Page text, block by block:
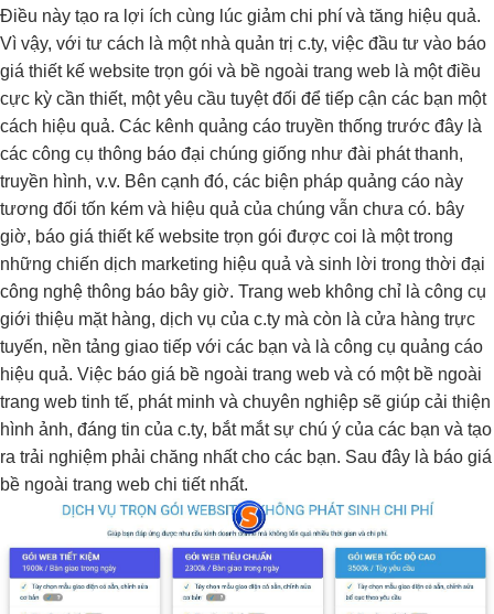
Điều này tạo ra lợi ích cùng lúc giảm chi phí và tăng hiệu quả.
Vì vậy, với tư cách là một nhà quản trị c.ty, việc đầu tư vào báo
giá thiết kế website trọn gói và bề ngoài trang web là một điều
cực kỳ cần thiết, một yêu cầu tuyệt đối để tiếp cận các bạn một
cách hiệu quả. Các kênh quảng cáo truyền thống trước đây là
các công cụ thông báo đại chúng giống như đài phát thanh,
truyền hình, v.v. Bên cạnh đó, các biện pháp quảng cáo này
tương đối tốn kém và hiệu quả của chúng vẫn chưa có. bây
giờ, báo giá thiết kế website trọn gói được coi là một trong
những chiến dịch marketing hiệu quả và sinh lời trong thời đại
công nghệ thông báo bây giờ. Trang web không chỉ là công cụ
giới thiệu mặt hàng, dịch vụ của c.ty mà còn là cửa hàng trực
tuyến, nền tảng giao tiếp với các bạn và là công cụ quảng cáo
hiệu quả. Việc báo giá bề ngoài trang web và có một bề ngoài
trang web tinh tế, phát minh và chuyên nghiệp sẽ giúp cải thiện
hình ảnh, đáng tin của c.ty, bắt mắt sự chú ý của các bạn và tạo
ra trải nghiệm phải chăng nhất cho các bạn. Sau đây là báo giá
bề ngoài trang web chi tiết nhất.